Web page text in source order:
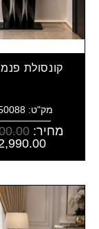
קונסולת פנמה
מק"ט: 42150088
מחיר: